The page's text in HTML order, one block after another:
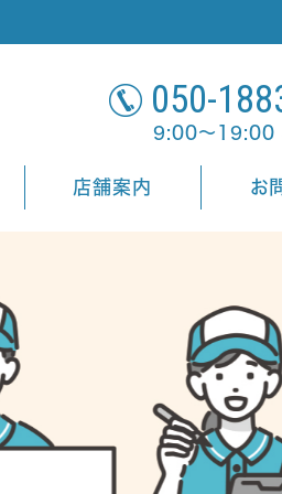
050-
9:00～19:00
店舗案内 お